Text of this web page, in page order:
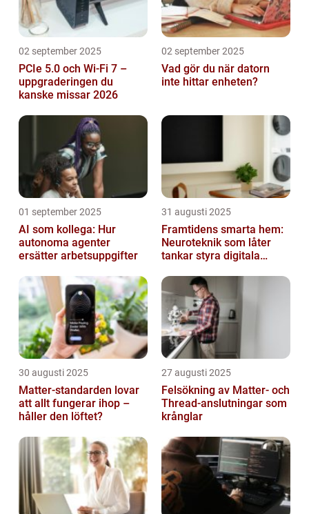
02 september 2025
PCIe 5.0 och Wi-Fi 7 –
uppgraderingen du
kanske missar 2026
02 september 2025
Vad gör du när datorn
inte hittar enheten?
01 september 2025
AI som kollega: Hur
autonoma agenter
ersätter arbetsuppgifter
31 augusti 2025
Framtidens smarta hem:
Neuroteknik som låter
tankar styra digitala
30 augusti 2025
Matter-standarden lovar
att allt fungerar ihop –
håller den löftet?
27 augusti 2025
Felsökning av Matter‑ och
Thread‑anslutningar som
krånglar